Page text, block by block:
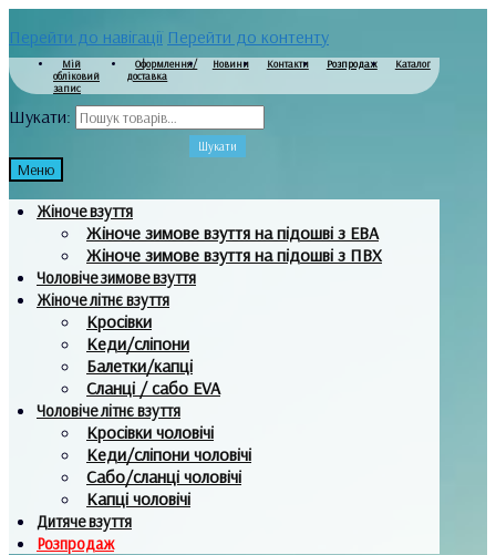
Перейти до навігації Перейти до контенту
Мій
обліковий
запис
Оформлення/
доставка
Новини Контакти Розпродаж Каталог
Шукати:
Шукати
Меню
Жіноче взуття
Жіноче зимове взуття на підошві з ЕВА
Жіноче зимове взуття на підошві з ПВХ
Чоловіче зимове взуття
Жіноче літнє взуття
Кросівки
Кеди/сліпони
Балетки/капці
Сланці / сабо EVA
Чоловіче літнє взуття
Кросівки чоловічі
Кеди/сліпони чоловічі
Сабо/сланці чоловічі
Капці чоловічі
Дитяче взуття
Розпродаж